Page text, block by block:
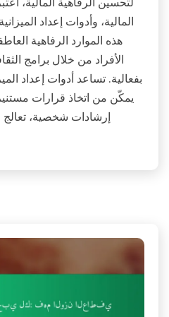
المالية، وأدوات إعداد
هذه الموارد الرفاهية
الأفراد من خلال برامج
بفعالية. تساعد أدوات إعداد
يمكّن من اتخاذ قرارات
إرشادات شخصية، تعالج